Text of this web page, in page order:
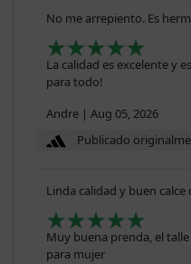
No me arrepiento. Es
La calidad es excelente y
para todo!
Andre | Aug 05, 2026
Publicado
Linda calidad y buen calce
Muy buena prenda, el
para mujer